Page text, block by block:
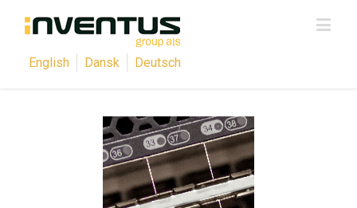
English Dansk Deutsch